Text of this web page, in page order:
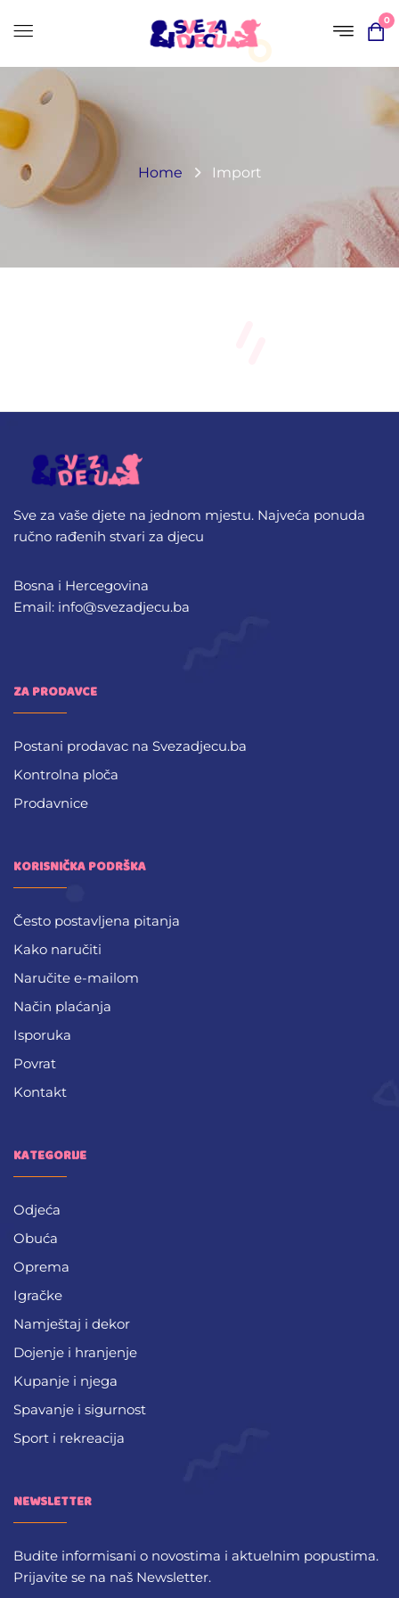
0
Home Import
Sve za vaše djete na jednom mjestu. Najveća ponuda
ručno rađenih stvari za djecu
Bosna i Hercegovina
Email: info@svezadjecu.ba
ZA PRODAVCE
Postani prodavac na Svezadjecu.ba
Kontrolna ploča
Prodavnice
KORISNIČKA PODRŠKA
Često postavljena pitanja
Kako naručiti
Naručite e-mailom
Način plaćanja
Isporuka
Povrat
Kontakt
KATEGORIJE
Odjeća
Obuća
Oprema
Igračke
Namještaj i dekor
Dojenje i hranjenje
Kupanje i njega
Spavanje i sigurnost
Sport i rekreacija
NEWSLETTER
Budite informisani o novostima i aktuelnim popustima.
Prijavite se na naš Newsletter.